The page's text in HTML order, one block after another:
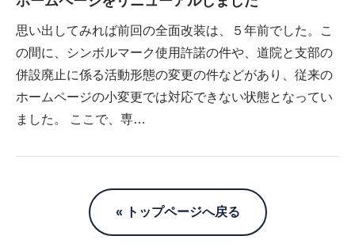
思い出してみれば前回の全面改装は、５年前でした。こ
の間に、シンボルマーク使用許諾の件や、道院と支部の
併設廃止に係る活動形態の変更の件などがあり、従来の
ホームページの小変更では対応できない状態となってい
ました。 ここで、専…
« トップページへ戻る